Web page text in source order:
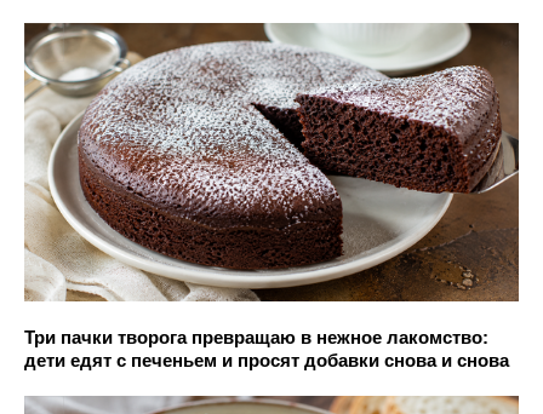
Три пачки творога превращаю в нежное лакомство:
дети едят с печеньем и просят добавки снова и снова